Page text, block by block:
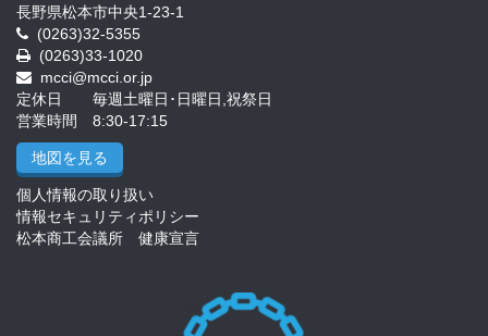
長野県松本市中央1-23-1
(0263)32-5355
(0263)33-1020
mcci@mcci.or.jp
定休日 毎週土曜日･日曜日,祝祭日
営業時間 8:30-17:15
地図を見る
個人情報の取り扱い
情報セキュリティポリシー
松本商工会議所 健康宣言